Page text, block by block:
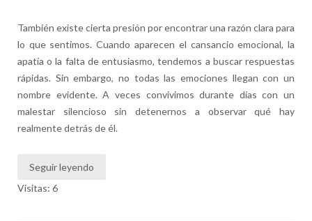
También existe cierta presión por encontrar una razón clara para
lo que sentimos. Cuando aparecen el cansancio emocional, la
apatía o la falta de entusiasmo, tendemos a buscar respuestas
rápidas. Sin embargo, no todas las emociones llegan con un
nombre evidente. A veces convivimos durante días con un
malestar silencioso sin detenernos a observar qué hay
realmente detrás de él.
Seguir leyendo
Visitas: 6